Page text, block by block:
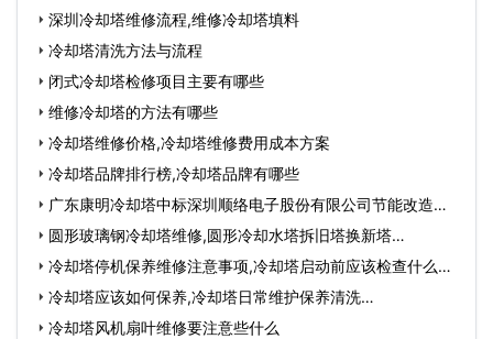
深圳冷却塔维修流程,维修冷却塔填料
冷却塔清洗方法与流程
闭式冷却塔检修项目主要有哪些
维修冷却塔的方法有哪些
冷却塔维修价格,冷却塔维修费用成本方案
冷却塔品牌排行榜,冷却塔品牌有哪些
广东康明冷却塔中标深圳顺络电子股份有限公司节能改造工
程…圆形玻璃钢冷却塔维修,圆形冷却水塔拆旧塔换新塔…
冷却塔停机保养维修注意事项,冷却塔启动前应该检查什么…
冷却塔应该如何保养,冷却塔日常维护保养清洗…
冷却塔风机扇叶维修要注意些什么